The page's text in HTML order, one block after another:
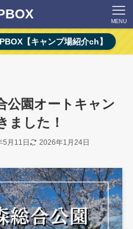
MENU
【キャンプ場紹介ch】
公園オートキャン
ました！
5月11日 2026年1月24日